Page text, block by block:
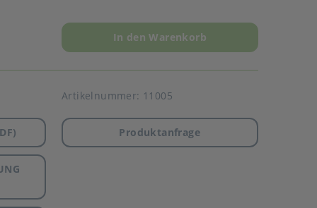
In den Warenkorb
Artikelnummer: 11005
Produktanfrage